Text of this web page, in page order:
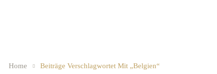
Home Beiträge Verschlagwortet Mit „Belgien“